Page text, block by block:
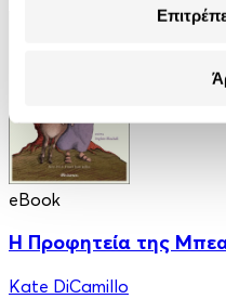
eBook
Η Προφητεία της
Kate DiCamillo